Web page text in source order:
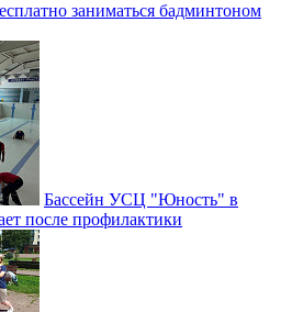
заниматься бадминтоном
Бассейн УСЦ "Юность" в
после профилактики